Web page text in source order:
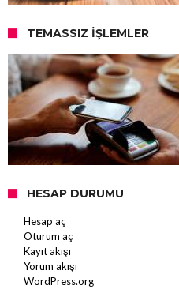
TEMASSIZ İŞLEMLER
HESAP DURUMU
Hesap aç
Oturum aç
Kayıt akışı
Yorum akışı
WordPress.org